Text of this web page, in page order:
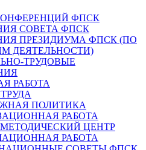
ФПСК
СОВЕТА ФПСК
ПРЕЗИДИУМА ФПСК (ПО
ДЕЯТЕЛЬНОСТИ)
ТРУДОВЫЕ
РАБОТА
ПОЛИТИКА
РАБОТА
ЦЕНТР
РАБОТА